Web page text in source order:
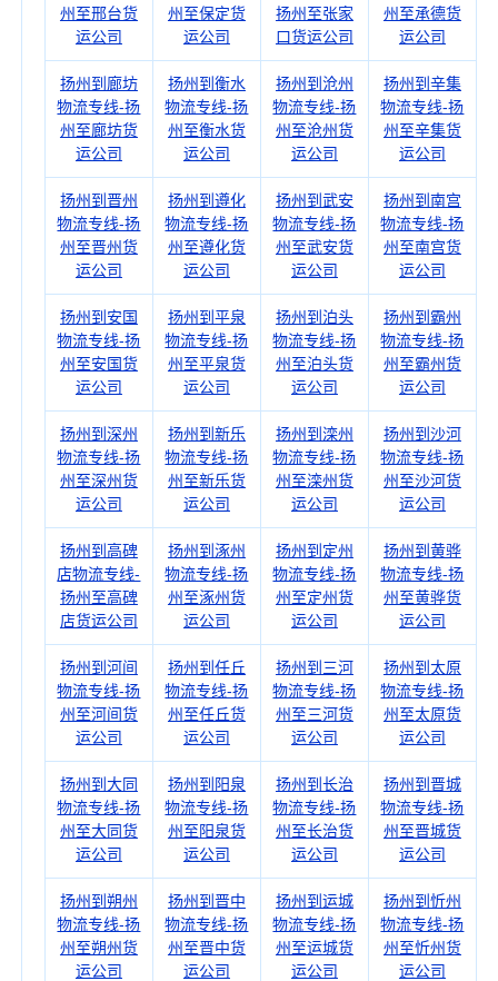
州至邢台货
运公司
州至保定货
运公司
扬州至张家
口货运公司
州至承德货
运公司
扬州到廊坊
物流专线-扬
州至廊坊货
运公司
扬州到衡水
物流专线-扬
州至衡水货
运公司
扬州到沧州
物流专线-扬
州至沧州货
运公司
扬州到辛集
物流专线-扬
州至辛集货
运公司
扬州到晋州
物流专线-扬
州至晋州货
运公司
扬州到遵化
物流专线-扬
州至遵化货
运公司
扬州到武安
物流专线-扬
州至武安货
运公司
扬州到南宫
物流专线-扬
州至南宫货
运公司
扬州到安国
物流专线-扬
州至安国货
运公司
扬州到平泉
物流专线-扬
州至平泉货
运公司
扬州到泊头
物流专线-扬
州至泊头货
运公司
扬州到霸州
物流专线-扬
州至霸州货
运公司
扬州到深州
物流专线-扬
州至深州货
运公司
扬州到新乐
物流专线-扬
州至新乐货
运公司
扬州到滦州
物流专线-扬
州至滦州货
运公司
扬州到沙河
物流专线-扬
州至沙河货
运公司
扬州到高碑
店物流专线-
扬州至高碑
店货运公司
扬州到涿州
物流专线-扬
州至涿州货
运公司
扬州到定州
物流专线-扬
州至定州货
运公司
扬州到黄骅
物流专线-扬
州至黄骅货
运公司
扬州到河间
物流专线-扬
州至河间货
运公司
扬州到任丘
物流专线-扬
州至任丘货
运公司
扬州到三河
物流专线-扬
州至三河货
运公司
扬州到太原
物流专线-扬
州至太原货
运公司
扬州到大同
物流专线-扬
州至大同货
运公司
扬州到阳泉
物流专线-扬
州至阳泉货
运公司
扬州到长治
物流专线-扬
州至长治货
运公司
扬州到晋城
物流专线-扬
州至晋城货
运公司
扬州到朔州
物流专线-扬
州至朔州货
运公司
扬州到晋中
物流专线-扬
州至晋中货
运公司
扬州到运城
物流专线-扬
州至运城货
运公司
扬州到忻州
物流专线-扬
州至忻州货
运公司